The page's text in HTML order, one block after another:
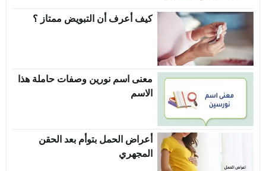
كيف أعرف أن التبويض ممتاز ؟
معنى اسم نورين وصفات حاملة هذا
الاسم
أعراض الحمل بتوأم بعد الحقن
المجهري